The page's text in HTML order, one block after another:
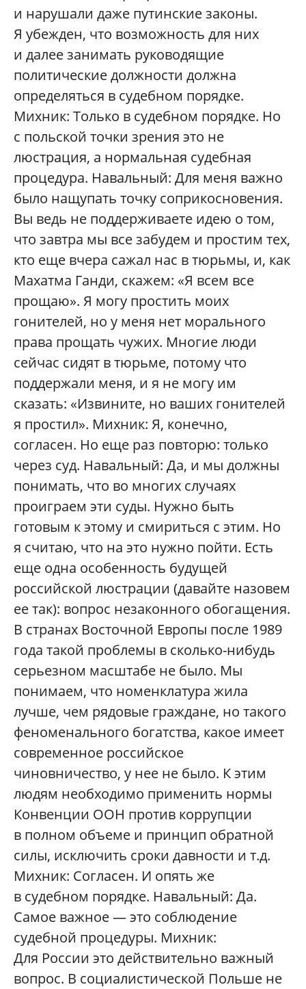
и нарушали даже путинские законы.
Я убежден, что возможность для них
и далее занимать руководящие
политические должности должна
определяться в судебном порядке.
Михник: Только в судебном порядке. Но
с польской точки зрения это не
люстрация, а нормальная судебная
процедура. Навальный: Для меня важно
было нащупать точку соприкосновения.
Вы ведь не поддерживаете идею о том,
что завтра мы все забудем и простим тех,
кто еще вчера сажал нас в тюрьмы, и, как
Махатма Ганди, скажем: «Я всем все
прощаю». Я могу простить моих
гонителей, но у меня нет морального
права прощать чужих. Многие люди
сейчас сидят в тюрьме, потому что
поддержали меня, и я не могу им
сказать: «Извините, но ваших гонителей
я простил». Михник: Я, конечно,
согласен. Но еще раз повторю: только
через суд. Навальный: Да, и мы должны
понимать, что во многих случаях
проиграем эти суды. Нужно быть
готовым к этому и смириться с этим. Но
я считаю, что на это нужно пойти. Есть
еще одна особенность будущей
российской люстрации (давайте назовем
ее так): вопрос незаконного обогащения.
В странах Восточной Европы после 1989
года такой проблемы в сколько-нибудь
серьезном масштабе не было. Мы
понимаем, что номенклатура жила
лучше, чем рядовые граждане, но такого
феноменального богатства, какое имеет
современное российское
чиновничество, у нее не было. К этим
людям необходимо применить нормы
Конвенции ООН против коррупции
в полном объеме и принцип обратной
силы, исключить сроки давности и т.д.
Михник: Согласен. И опять же
в судебном порядке. Навальный: Да.
Самое важное — это соблюдение
судебной процедуры. Михник:
Для России это действительно важный
вопрос. В социалистической Польше не